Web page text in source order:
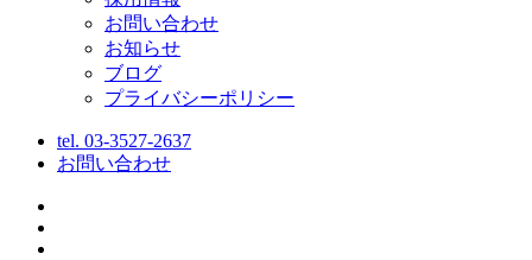
お問い合わせ
お知らせ
ブログ
プライバシーポリシー
tel. 03-3527-2637
お問い合わせ